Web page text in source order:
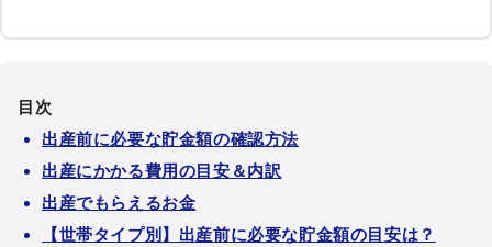
目次
出産前に必要な貯金額の確認方法
出産にかかる費用の目安＆内訳
出産でもらえるお金
【世帯タイプ別】出産前に必要な貯金額の目安は？